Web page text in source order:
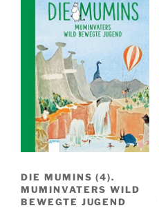
DIE MUMINS (4).
MUMINVATERS WILD
BEWEGTE JUGEND